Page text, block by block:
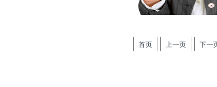
首页 上一页 下一